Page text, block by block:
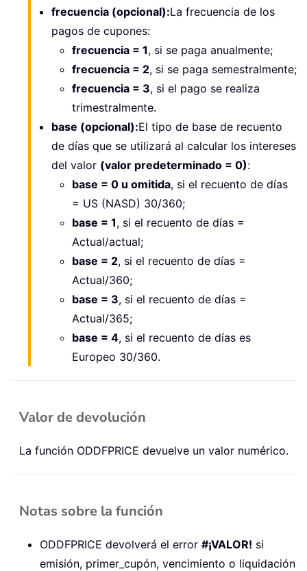
frecuencia (opcional):La frecuencia de los
pagos de cupones:
frecuencia = 1, si se paga anualmente;
frecuencia = 2, si se paga semestralmente;
frecuencia = 3, si el pago se realiza
trimestralmente.
base (opcional):El tipo de base de recuento
de días que se utilizará al calcular los intereses
del valor (valor predeterminado = 0):
base = 0 u omitida, si el recuento de días
= US (NASD) 30/360;
base = 1, si el recuento de días =
Actual/actual;
base = 2, si el recuento de días =
Actual/360;
base = 3, si el recuento de días =
Actual/365;
base = 4, si el recuento de días es
Europeo 30/360.
Valor de devolución
La función ODDFPRICE devuelve un valor numérico.
Notas sobre la función
ODDFPRICE devolverá el error #¡VALOR! si
emisión, primer_cupón, vencimiento o liquidación